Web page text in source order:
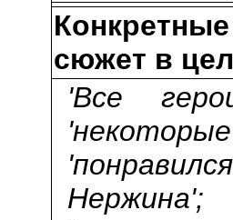
сюжет в
'Все
Нержина';